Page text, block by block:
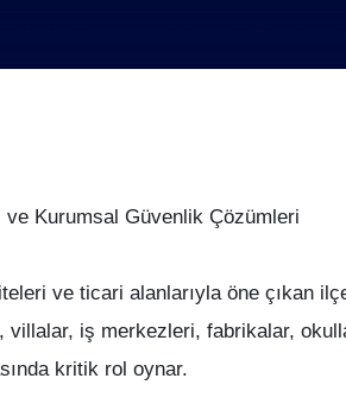
Kurumsal Güvenlik Çözümleri
ve ticari alanlarıyla öne çıkan
villalar, iş merkezleri, fabrikalar,
kritik rol oynar.